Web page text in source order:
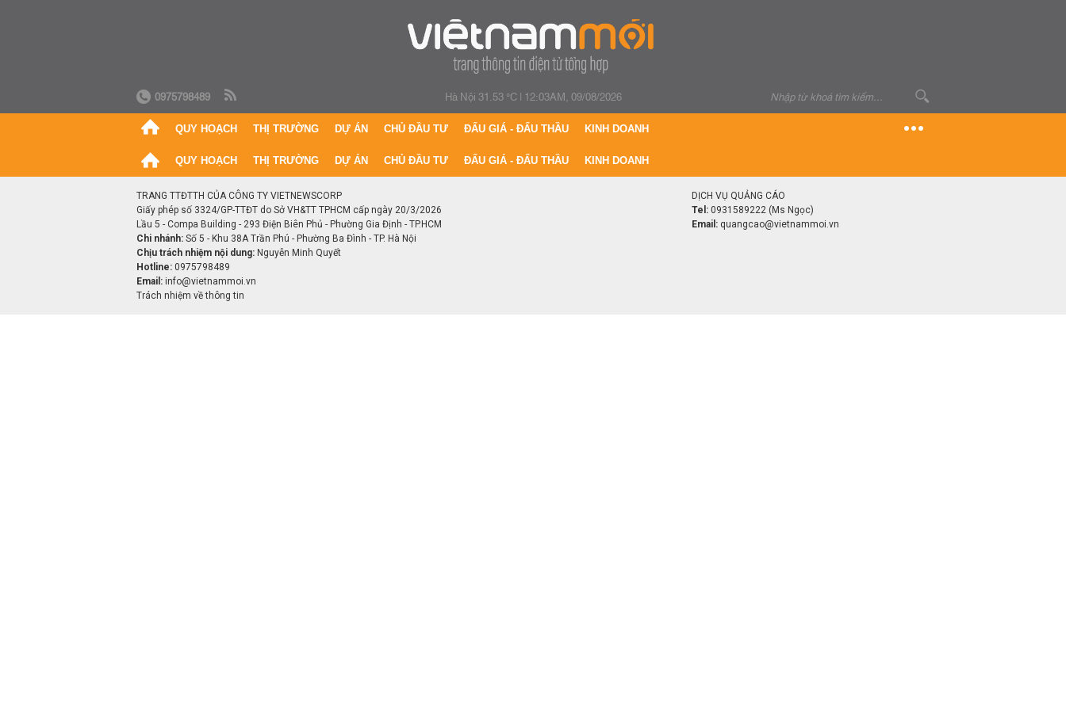
0975798489 Hà Nội 31.53 °C| 12:03AM, 09/08/2026
QUY HOẠCH THỊ TRƯỜNG DỰ ÁN CHỦ ĐẦU TƯ ĐẤU GIÁ - ĐẤU THẦU KINH DOANH
QUY HOẠCH THỊ TRƯỜNG DỰ ÁN CHỦ ĐẦU TƯ ĐẤU GIÁ - ĐẤU THẦU KINH DOANH
TRANG TTĐTTH CỦA CÔNG TY VIETNEWSCORP
Giấy phép số 3324/GP-TTĐT do Sở VH&TT TPHCM cấp ngày 20/3/2026
Lầu 5 - Compa Building - 293 Điện Biên Phủ - Phường Gia Định - TP.HCM
Chi nhánh: Số 5 - Khu 38A Trần Phú - Phường Ba Đình - TP. Hà Nội
Chịu trách nhiệm nội dung: Nguyễn Minh Quyết
Hotline: 0975798489
Email: info@vietnammoi.vn
Trách nhiệm về thông tin
DỊCH VỤ QUẢNG CÁO
Tel: 0931589222 (Ms Ngọc)
Email: quangcao@vietnammoi.vn